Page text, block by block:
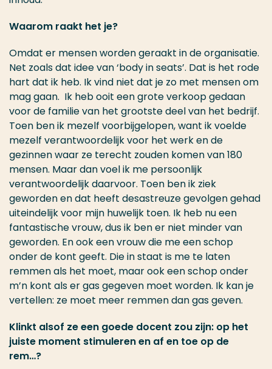
Waarom raakt het je?
Omdat er mensen worden geraakt in de organisatie.
Net zoals dat idee van ‘body in seats’. Dat is het rode
hart dat ik heb. Ik vind niet dat je zo met mensen om
mag gaan. Ik heb ooit een grote verkoop gedaan
voor de familie van het grootste deel van het bedrijf.
Toen ben ik mezelf voorbijgelopen, want ik voelde
mezelf verantwoordelijk voor het werk en de
gezinnen waar ze terecht zouden komen van 180
mensen. Maar dan voel ik me persoonlijk
verantwoordelijk daarvoor. Toen ben ik ziek
geworden en dat heeft desastreuze gevolgen gehad
uiteindelijk voor mijn huwelijk toen. Ik heb nu een
fantastische vrouw, dus ik ben er niet minder van
geworden. En ook een vrouw die me een schop
onder de kont geeft. Die in staat is me te laten
remmen als het moet, maar ook een schop onder
m’n kont als er gas gegeven moet worden. Ik kan je
vertellen: ze moet meer remmen dan gas geven.
Klinkt alsof ze een goede docent zou zijn: op het
juiste moment stimuleren en af en toe op de
rem…?